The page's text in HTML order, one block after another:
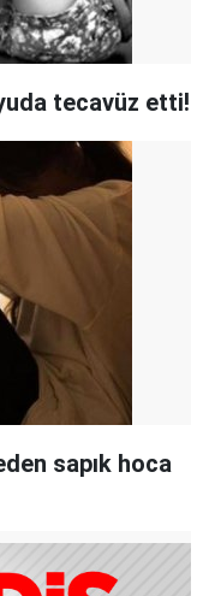
tecavüz etti!
sapık hoca